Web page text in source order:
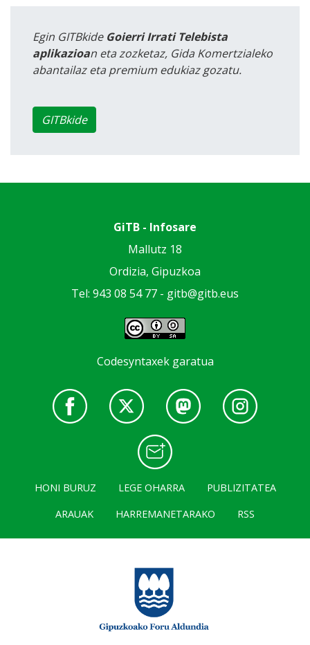
Egin GITBkide Goierri Irrati Telebista
aplikazioan eta zozketaz, Gida Komertzialeko
abantailaz eta premium edukiaz gozatu.
GITBkide
GiTB - Infosare
Mallutz 18
Ordizia, Gipuzkoa
Tel: 943 08 54 77 - gitb@gitb.eus
Codesyntaxek garatua
HONI BURUZ LEGE OHARRA
PUBLIZITATEA
ARAUAK
HARREMANETARAKO RSS